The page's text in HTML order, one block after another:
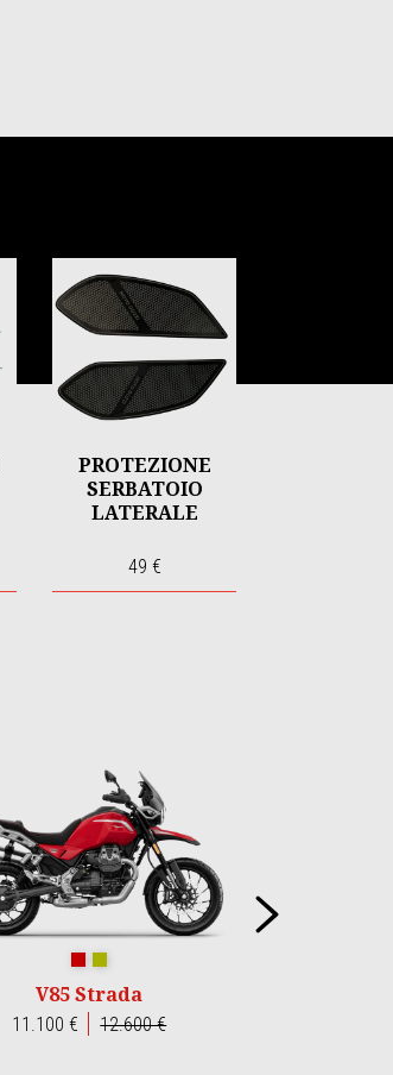
PROTEZIONE
SERBATOIO
LATERALE
49 €
V85 Strada
11.100 € 12.600 €